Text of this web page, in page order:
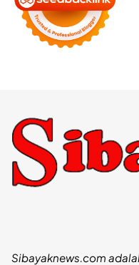
Sibayaknews.com